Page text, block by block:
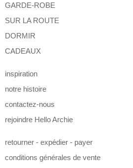
GARDE-ROBE
SUR LA ROUTE
DORMIR
CADEAUX
inspiration
notre histoire
contactez-nous
rejoindre Hello Archie
retourner - expédier - payer
conditions générales de vente